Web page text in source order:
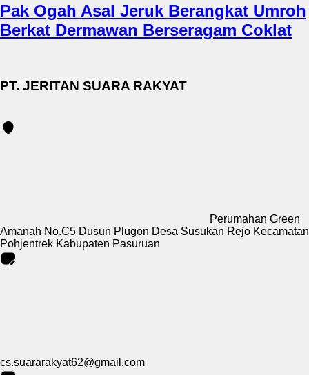
Pak Ogah Asal Jeruk Berangkat Umroh
Berkat Dermawan Berseragam Coklat
PT. JERITAN SUARA RAKYAT
Perumahan Green
Amanah No.C5 Dusun Plugon Desa Susukan Rejo Kecamatan
Pohjentrek Kabupaten Pasuruan
cs.suararakyat62@gmail.com